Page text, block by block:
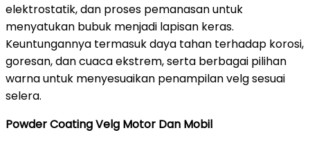
elektrostatik, dan proses pemanasan untuk
menyatukan bubuk menjadi lapisan keras.
Keuntungannya termasuk daya tahan terhadap korosi,
goresan, dan cuaca ekstrem, serta berbagai pilihan
warna untuk menyesuaikan penampilan velg sesuai
selera.
Powder Coating Velg Motor Dan Mobil